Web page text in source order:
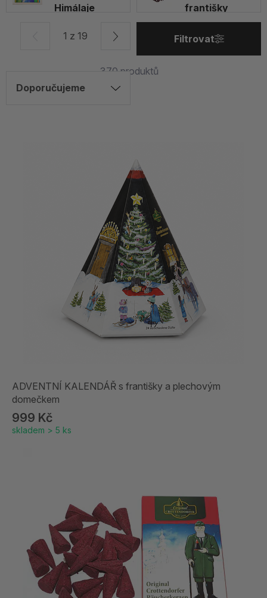
Himálaje
františky
370 produktů
1 z 19 Filtrovat
ADVENTNÍ KALENDÁŘ s františky a plechovým
domečkem
999 Kč
skladem > 5 ks